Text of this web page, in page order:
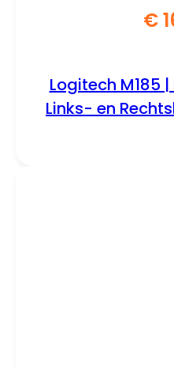
€
Logitech M185
Links- en